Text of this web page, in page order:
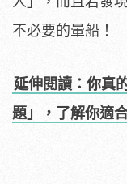
不必要的暈船！
延伸閱讀：你真
題」，了解你適